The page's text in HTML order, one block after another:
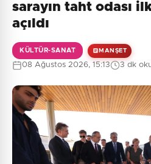
sarayın taht odası
açıldı
KÜLTÜR-SANAT MANŞET
08 Ağustos 2026, 15:13 3 dk